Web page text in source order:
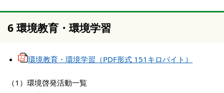
6 環境教育・環境学習
環境教育・環境学習（PDF形式 151キロバイト）
（1）環境啓発活動一覧